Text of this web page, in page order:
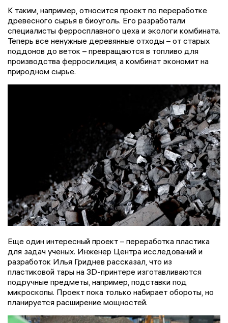
К таким, например, относится проект по переработке
древесного сырья в биоуголь. Его разработали
специалисты ферросплавного цеха и экологи комбината.
Теперь все ненужные деревянные отходы – от старых
поддонов до веток – превращаются в топливо для
производства ферросилиция, а комбинат экономит на
природном сырье.
Еще один интересный проект – переработка пластика
для задач ученых. Инженер Центра исследований и
разработок Илья Гриднев рассказал, что из
пластиковой тары на 3D-принтере изготавливаются
подручные предметы, например, подставки под
микроскопы. Проект пока только набирает обороты, но
планируется расширение мощностей.